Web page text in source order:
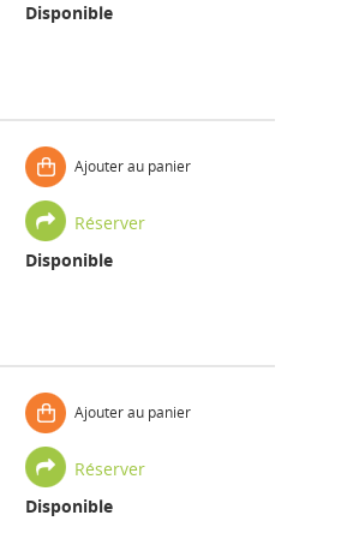
Disponible
Ajouter au panier
Réserver
Disponible
Ajouter au panier
Réserver
Disponible